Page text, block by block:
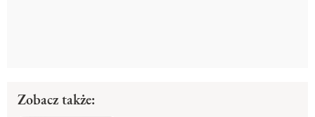
Zobacz także: